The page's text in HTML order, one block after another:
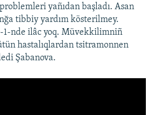
yañıdan başladı. Asan
tibbiy yardım kösterilmey.
1-nde ilâc yoq. Müvekkilimniñ
hastalıqlardan tsitramonnen
Şabanova.